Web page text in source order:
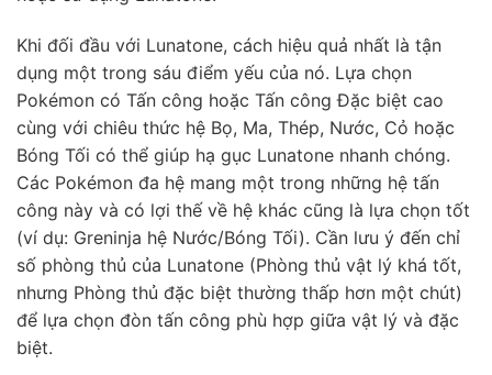
Khi đối đầu với Lunatone, cách hiệu quả nhất là tận
dụng một trong sáu điểm yếu của nó. Lựa chọn
Pokémon có Tấn công hoặc Tấn công Đặc biệt cao
cùng với chiêu thức hệ Bọ, Ma, Thép, Nước, Cỏ hoặc
Bóng Tối có thể giúp hạ gục Lunatone nhanh chóng.
Các Pokémon đa hệ mang một trong những hệ tấn
công này và có lợi thế về hệ khác cũng là lựa chọn tốt
(ví dụ: Greninja hệ Nước/Bóng Tối). Cần lưu ý đến chỉ
số phòng thủ của Lunatone (Phòng thủ vật lý khá tốt,
nhưng Phòng thủ đặc biệt thường thấp hơn một chút)
để lựa chọn đòn tấn công phù hợp giữa vật lý và đặc
biệt.